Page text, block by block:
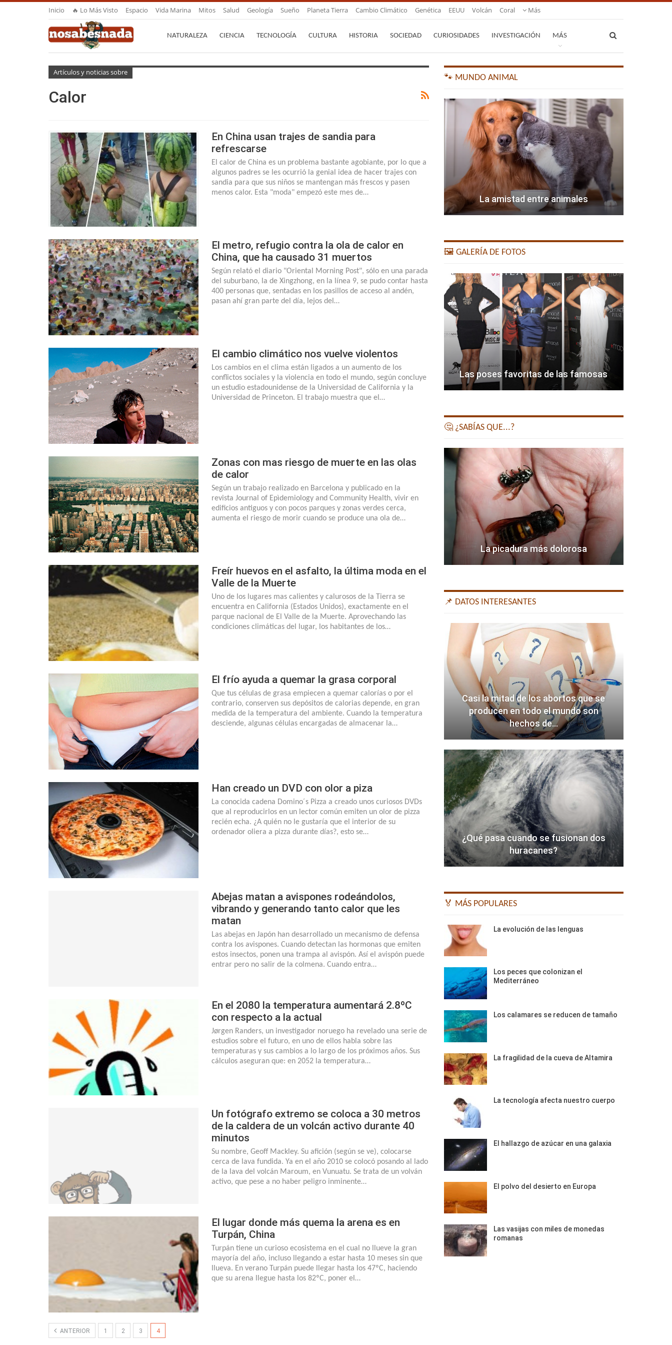
Inicio 🔥 Lo Más Visto Espacio Vida Marina Mitos Salud Geología Sueño Planeta Tierra Cambio Climático Genética EEUU Volcán Coral Más
NATURALEZA CIENCIA TECNOLOGÍA CULTURA HISTORIA SOCIEDAD CURIOSIDADES INVESTIGACIÓN MÁS
Artículos y noticias sobre
Calor
En China usan trajes de sandia para
refrescarse
El calor de China es un problema bastante agobiante, por lo que a
algunos padres se les ocurrió la genial idea de hacer trajes con
sandia para que sus niños se mantengan más frescos y pasen
menos calor. Esta "moda" empezó este mes de…
El metro, refugio contra la ola de calor en
China, que ha causado 31 muertos
Según relató el diario "Oriental Morning Post", sólo en una parada
del suburbano, la de Xingzhong, en la línea 9, se pudo contar hasta
400 personas que, sentadas en los pasillos de acceso al andén,
pasan ahí gran parte del día, lejos del…
El cambio climático nos vuelve violentos
Los cambios en el clima están ligados a un aumento de los
conflictos sociales y la violencia en todo el mundo, según concluye
un estudio estadounidense de la Universidad de California y la
Universidad de Princeton. El trabajo muestra que el…
Zonas con mas riesgo de muerte en las olas
de calor
Según un trabajo realizado en Barcelona y publicado en la
revista Journal of Epìdemiology and Community Health, vivir en
edificios antiguos y con pocos parques y zonas verdes cerca,
aumenta el riesgo de morir cuando se produce una ola de…
Freír huevos en el asfalto, la última moda en el
Valle de la Muerte
Uno de los lugares mas calientes y calurosos de la Tierra se
encuentra en California (Estados Unidos), exactamente en el
parque nacional de El Valle de la Muerte. Aprovechando las
condiciones climáticas del lugar, los habitantes de los…
El frío ayuda a quemar la grasa corporal
Que tus células de grasa empiecen a quemar calorías o por el
contrario, conserven sus depósitos de calorias depende, en gran
medida de la temperatura del ambiente. Cuando la temperatura
desciende, algunas células encargadas de almacenar la…
Han creado un DVD con olor a piza
La conocida cadena Domino´s Pizza a creado unos curiosos DVDs
que al reproducirlos en un lector común emiten un olor de pizza
recién echa. ¿A quién no le gustaría que el interior de su
ordenador oliera a pizza durante días?, esto se…
Abejas matan a avispones rodeándolos,
vibrando y generando tanto calor que les
matan
Las abejas en Japón han desarrollado un mecanismo de defensa
contra los avispones. Cuando detectan las hormonas que emiten
estos insectos, ponen una trampa al avispón. Así el avispón puede
entrar pero no salir de la colmena. Cuando entra…
En el 2080 la temperatura aumentará 2.8ºC
con respecto a la actual
Jørgen Randers, un investigador noruego ha revelado una serie de
estudios sobre el futuro, en uno de ellos habla sobre las
temperaturas y sus cambios a lo largo de los próximos años. Sus
cálculos aseguran que: en 2052 la temperatura…
Un fotógrafo extremo se coloca a 30 metros
de la caldera de un volcán activo durante 40
minutos
Su nombre, Geoff Mackley. Su afición (según se ve), colocarse
cerca de lava fundida. Ya en el año 2010 se colocó posando al lado
de la lava del volcán Maroum, en Vunuatu. Se trata de un volván
activo, que pese a no haber peligro inminente…
El lugar donde más quema la arena es en
Turpán, China
Turpán tiene un curioso ecosistema en el cual no llueve la gran
mayoría del año, incluso llegando a estar hasta 10 meses sin que
llueva. En verano Turpán puede llegar hasta los 47ºC, haciendo
que su arena llegue hasta los 82ºC, poner el…
ANTERIOR 1 2 3 4
🐾 MUNDO ANIMAL
La amistad entre animales
🖼️ GALERÍA DE FOTOS
Las poses favoritas de las famosas
🤔 ¿SABÍAS QUE...?
La picadura más dolorosa
📌 DATOS INTERESANTES
Casi la mitad de los abortos que se
producen en todo el mundo son
hechos de…
¿Qué pasa cuando se fusionan dos
huracanes?
🏅 MÁS POPULARES
La evolución de las lenguas
Los peces que colonizan el
Mediterráneo
Los calamares se reducen de tamaño
La fragilidad de la cueva de Altamira
La tecnología afecta nuestro cuerpo
El hallazgo de azúcar en una galaxia
El polvo del desierto en Europa
Las vasijas con miles de monedas
romanas